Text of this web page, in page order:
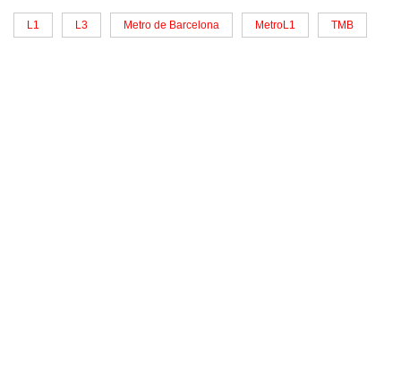
L1 L3 Metro de Barcelona MetroL1 TMB